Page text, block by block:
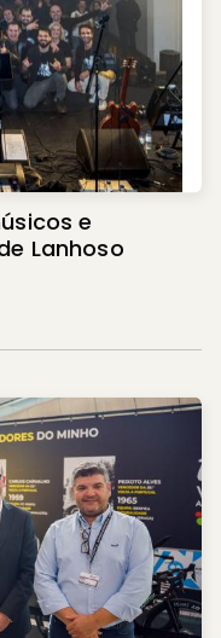
e
Lanhoso